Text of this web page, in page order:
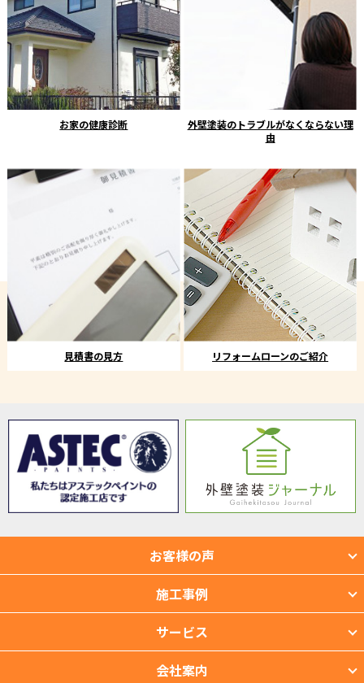
お家の健康診断
外壁塗装のトラブルがなくならない理
由
見積書の見方 リフォームローンのご紹介
お客様の声
施工事例
サービス
会社案内